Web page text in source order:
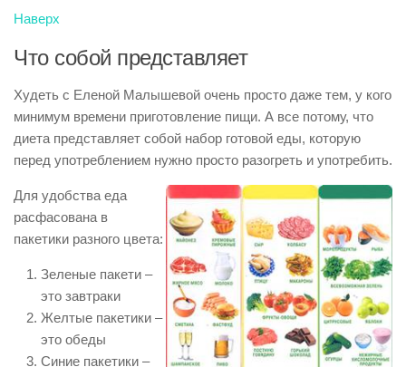
Наверх
Что собой представляет
Худеть с Еленой Малышевой очень просто даже тем, у кого
минимум времени приготовление пищи. А все потому, что
диета представляет собой набор готовой еды, которую
перед употреблением нужно просто разогреть и употребить.
Для удобства еда
расфасована в
пакетики разного цвета:
Зеленые пакети –
это завтраки
Желтые пакетики –
это обеды
Синие пакетики –